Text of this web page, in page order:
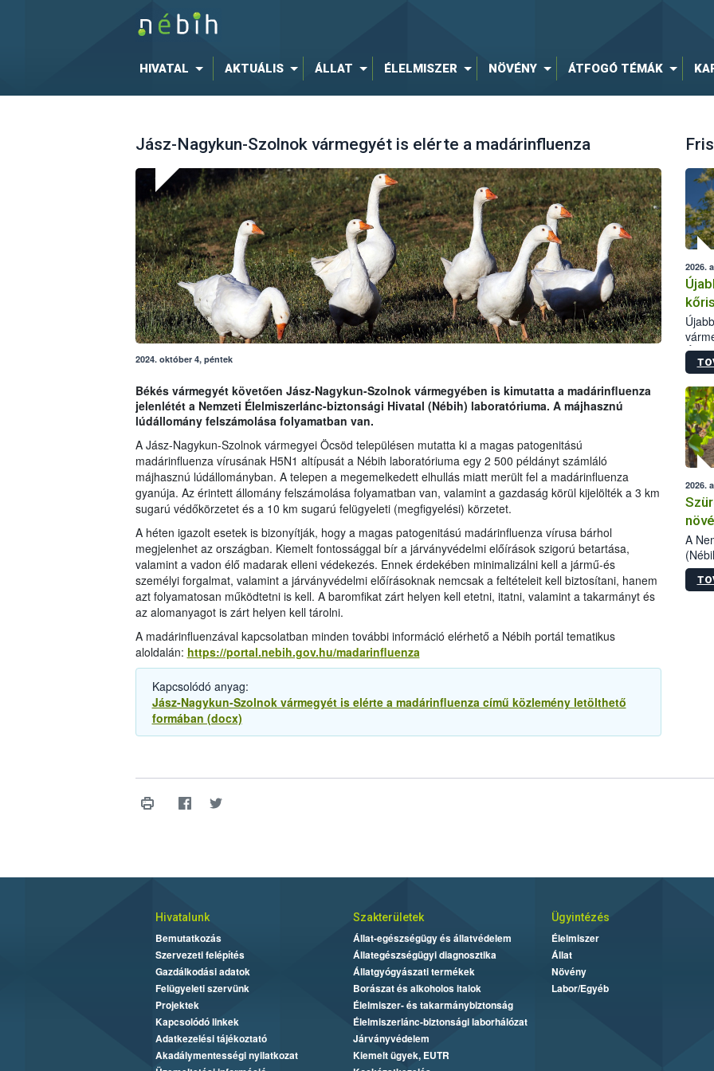
HIVATAL AKTUÁLIS ÁLLAT ÉLELMISZER NÖVÉNY ÁTFOGÓ TÉMÁK
Jász-Nagykun-Szolnok vármegyét is elérte a madárinfluenza
2024. október 4, péntek
Békés vármegyét követően Jász-Nagykun-Szolnok vármegyében is kimutatta a madárinfluenza
jelenlétét a Nemzeti Élelmiszerlánc-biztonsági Hivatal (Nébih) laboratóriuma. A májhasznú
lúdállomány felszámolása folyamatban van.
A Jász-Nagykun-Szolnok vármegyei Öcsöd településen mutatta ki a magas patogenitású
madárinfluenza vírusának H5N1 altípusát a Nébih laboratóriuma egy 2 500 példányt számláló
májhasznú lúdállományban. A telepen a megemelkedett elhullás miatt merült fel a madárinfluenza
gyanúja. Az érintett állomány felszámolása folyamatban van, valamint a gazdaság körül kijelölték a 3 km
sugarú védőkörzetet és a 10 km sugarú felügyeleti (megfigyelési) körzetet.
A héten igazolt esetek is bizonyítják, hogy a magas patogenitású madárinfluenza vírusa bárhol
megjelenhet az országban. Kiemelt fontossággal bír a járványvédelmi előírások szigorú betartása,
valamint a vadon élő madarak elleni védekezés. Ennek érdekében minimalizálni kell a jármű-és
személyi forgalmat, valamint a járványvédelmi előírásoknak nemcsak a feltételeit kell biztosítani, hanem
azt folyamatosan működtetni is kell. A baromfikat zárt helyen kell etetni, itatni, valamint a takarmányt és
az alomanyagot is zárt helyen kell tárolni.
A madárinfluenzával kapcsolatban minden további információ elérhető a Nébih portál tematikus
aloldalán: https://portal.nebih.gov.hu/madarinfluenza
Kapcsolódó anyag:
Jász-Nagykun-Szolnok vármegyét is elérte a madárinfluenza című közlemény letölthető
formában (docx)
2026.
2026.
A
Hivatalunk
Bemutatkozás
Szervezeti felépítés
Gazdálkodási adatok
Felügyeleti szervünk
Projektek
Kapcsolódó linkek
Adatkezelési tájékoztató
Akadálymentességi nyilatkozat
Szakterületek
Állat-egészségügy és állatvédelem
Állategészségügyi diagnosztika
Állatgyógyászati termékek
Borászat és alkoholos italok
Élelmiszer- és takarmánybiztonság
Élelmiszerlánc-biztonsági laborhálózat
Járványvédelem
Kiemelt ügyek, EUTR
Ügyintézés
Élelmiszer
Állat
Növény
Labor/Egyéb